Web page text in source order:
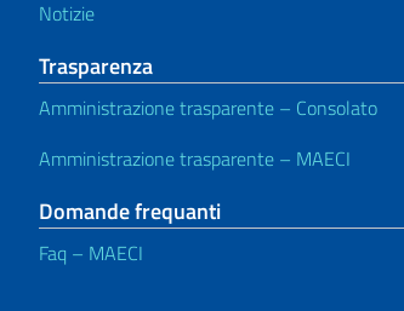
Notizie
Trasparenza
Amministrazione trasparente – Consolato
Amministrazione trasparente – MAECI
Domande frequanti
Faq – MAECI